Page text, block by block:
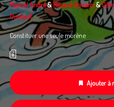
principal
Manuel André&Renaud Bonami&
Duréault
Constituer une seule murène
Ajouter à